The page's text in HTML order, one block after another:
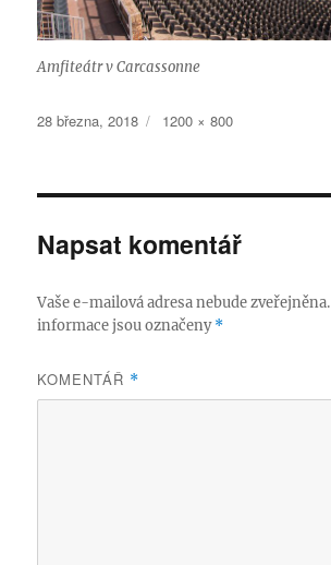
Amfiteátr v Carcassonne
Publikováno:
28 března, 2018
Původní
1200 × 800
Napsat komentář
Vaše e-mailová adresa nebude zveřejněna.
informace jsou označeny*
KOMENTÁŘ *